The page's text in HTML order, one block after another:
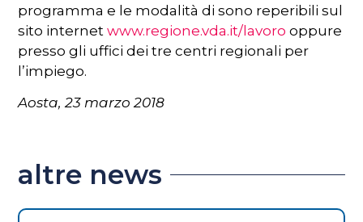
programma e le modalità di sono reperibili sul
sito internetwww.regione.vda.it/lavoro oppure
presso gli uffici dei tre centri regionali per
l’impiego.
Aosta, 23 marzo 2018
altre news